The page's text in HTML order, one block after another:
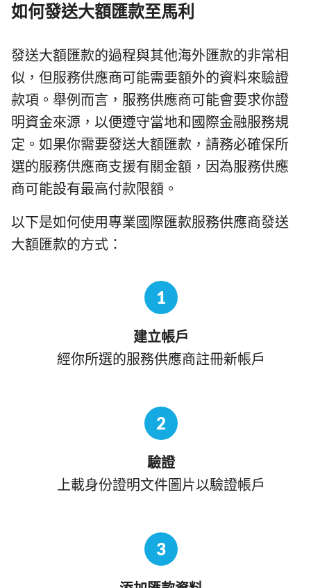
如何發送大額匯款至馬利
發送大額匯款的過程與其他海外匯款的非常相
似，但服務供應商可能需要額外的資料來驗證
款項。舉例而言，服務供應商可能會要求你證
明資金來源，以便遵守當地和國際金融服務規
定。如果你需要發送大額匯款，請務必確保所
選的服務供應商支援有關金額，因為服務供應
商可能設有最高付款限額。
以下是如何使用專業國際匯款服務供應商發送
大額匯款的方式：
1
建立帳戶
經你所選的服務供應商註冊新帳戶
2
驗證
上載身份證明文件圖片以驗證帳戶
3